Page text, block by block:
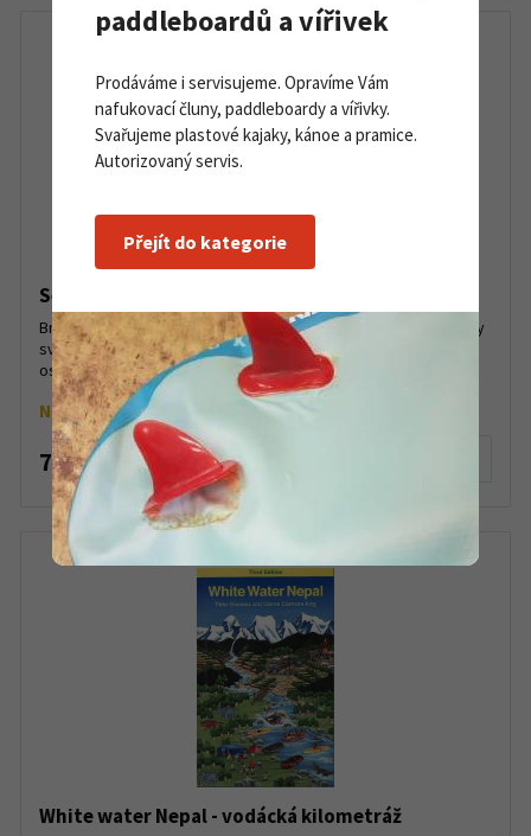
Sea kayaking guide Brittany
Bretaň, to je třpytící se moře! Bretaň je rájem seakajakářů díky
svému 2700 km dlouhému pobřeží s více než 800 ostrovy a
ostrůvky. 60 tras pádlování po Atlantiku od Le C...
Na objednávku
736 Kč
White water Nepal - vodácká kilometráž
paddleboardů a vířivek
Prodáváme i servisujeme. Opravíme Vám
nafukovací čluny, paddleboardy a vířivky.
Svařujeme plastové kajaky, kánoe a pramice.
Autorizovaný servis.
Přejít do kategorie